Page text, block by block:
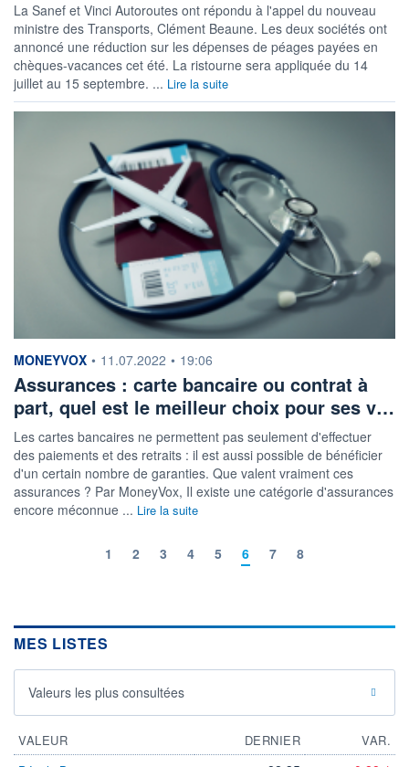
La Sanef et Vinci Autoroutes ont répondu à l'appel du nouveau
ministre des Transports, Clément Beaune. Les deux sociétés ont
annoncé une réduction sur les dépenses de péages payées en
chèques-vacances cet été. La ristourne sera appliquée du 14
juillet au 15 septembre. ... Lire la suite
information fournie par
MONEYVOX • 11.07.2022 • 19:06
Assurances : carte bancaire ou contrat à
part, quel est le meilleur choix pour ses v…
Les cartes bancaires ne permettent pas seulement d'effectuer
des paiements et des retraits : il est aussi possible de bénéficier
d'un certain nombre de garanties. Que valent vraiment ces
assurances ? Par MoneyVox, Il existe une catégorie d'assurances
encore méconnue ... Lire la suite
1 2 3 4 5 6 7 8
MES LISTES
Valeurs les plus consultées
VALEUR DERNIER
VAR.